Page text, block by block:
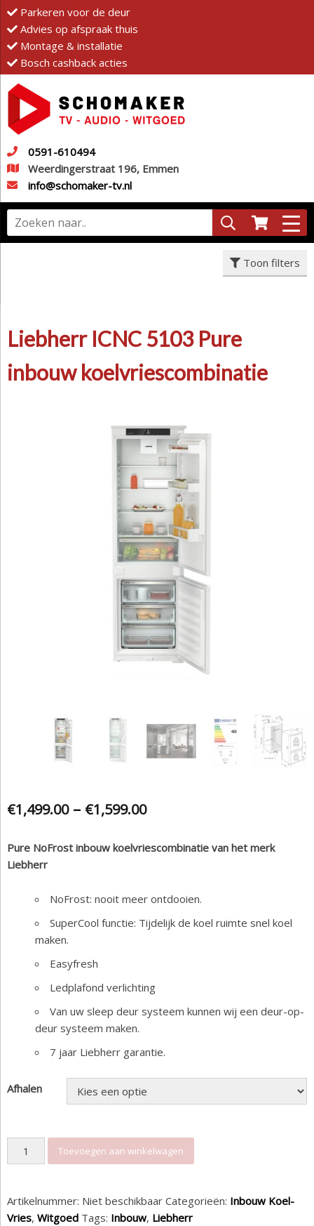
Parkeren voor de deur
Advies op afspraak thuis
Montage & installatie
Bosch cashback acties
0591-610494
Weerdingerstraat 196, Emmen
info@schomaker-tv.nl
Toon filters
Liebherr ICNC 5103 Pure
inbouw koelvriescombinatie
€1,499.00– €1,599.00
Pure NoFrost inbouw koelvriescombinatie van het merk
Liebherr
NoFrost: nooit meer ontdooien.
SuperCool functie: Tijdelijk de koel ruimte snel koel
maken.
Easyfresh
Ledplafond verlichting
Van uw sleep deur systeem kunnen wij een deur-op-
deur systeem maken.
7 jaar Liebherr garantie.
Afhalen
Liebherr ICNC 5103 Pure inbouw koelvriescombinatie aantal
Toevoegen aan winkelwagen
Artikelnummer: Niet beschikbaar Categorieën: Inbouw Koel-
Vries, Witgoed Tags: Inbouw, Liebherr